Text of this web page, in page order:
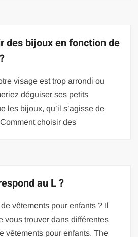
des bijoux en fonction de
visage est trop arrondi ou
déguiser ses petits
les bijoux, qu’il s’agisse de
choisir des
au L ?
vêtements pour enfants ? Il
vous trouver dans différentes
vêtements pour enfants. The